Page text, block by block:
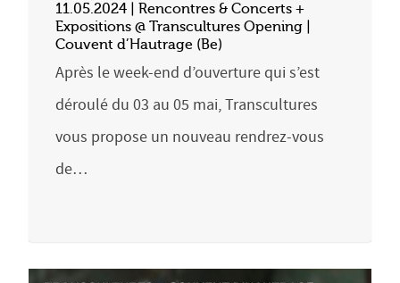
11.05.2024 | Rencontres & Concerts +
Expositions @ Transcultures Opening |
Couvent d’Hautrage (Be)
Après le week-end d’ouverture qui s’est
déroulé du 03 au 05 mai, Transcultures
vous propose un nouveau rendrez-vous
de…